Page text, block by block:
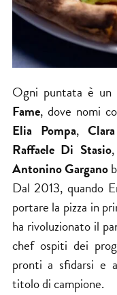
Ogni puntata è un
Fame, dove nomi
Elia Pompa,
Raffaele Di Stasio,
Antonino Gargano
Dal 2013, quando
portare la pizza in
ha rivoluzionato il
chef ospiti dei
pronti a sfidarsi e
titolo di campione.